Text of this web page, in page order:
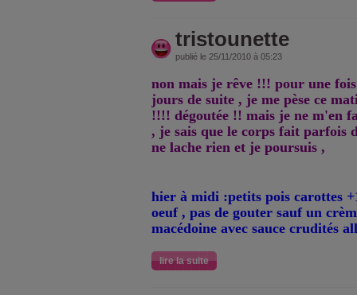
tristounette
publié le 25/11/2010 à 05:23
non mais je rêve !!! pour une
jours de suite , je me pèse ce
!!!! dégoutée !! mais je ne m'en
, je sais que le corps fait parfois
ne lache rien et je poursuis ,
hier à midi :petits pois carottes
oeuf , pas de gouter sauf un
macédoine avec sauce crudités
lire la suite